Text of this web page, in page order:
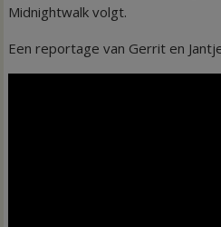
Midnightwalk volgt.
Een reportage van Gerrit en